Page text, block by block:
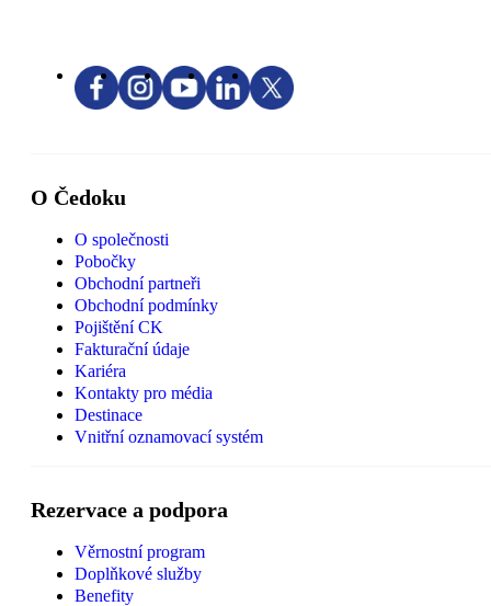
O Čedoku
O společnosti
Pobočky
Obchodní partneři
Obchodní podmínky
Pojištění CK
Fakturační údaje
Kariéra
Kontakty pro média
Destinace
Vnitřní oznamovací systém
Rezervace a podpora
Věrnostní program
Doplňkové služby
Benefity